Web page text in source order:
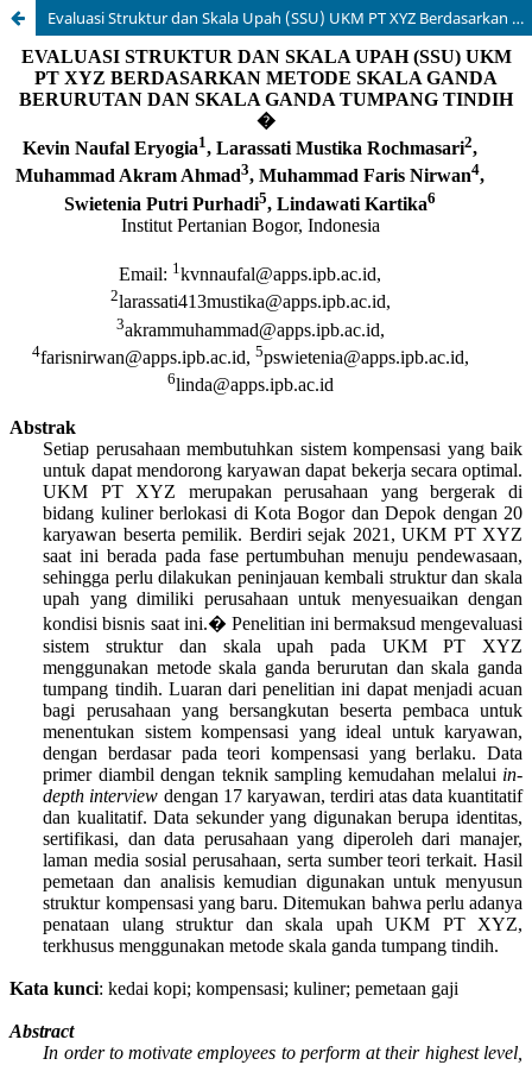
Evaluasi Struktur dan Skala Upah (SSU) UKM PT XYZ Berdasarkan Metode Skala Ganda Berurutan dan Skala Ganda Tumpang Tindih